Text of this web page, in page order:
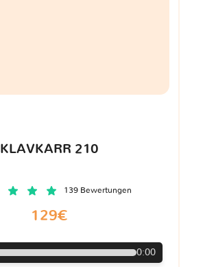
KLAVKARR 210
139 Bewertungen
129€
0:00